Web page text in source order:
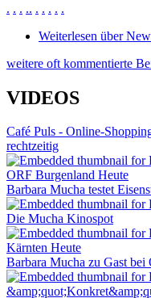
. . . .. . . . . .
Weiterlesen über
weitere oft kommentierte
VIDEOS
Café Puls - Online-
rechtzeitig
Barbara Mucha testet
Die Mucha Kinospot
Barbara Mucha zu Gast